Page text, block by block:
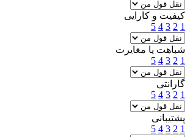
کیفیت و کارایی
1
2
3
4
5
شباهت یا مغایرت
1
2
3
4
5
گارانتی
1
2
3
4
5
پشتیبانی
1
2
3
4
5